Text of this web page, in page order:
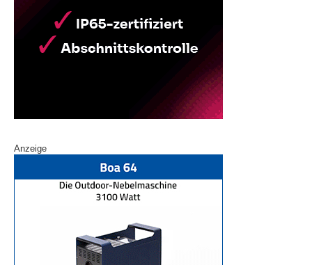
Anzeige